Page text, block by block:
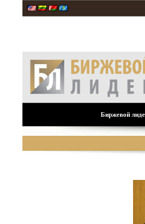
Биржевой